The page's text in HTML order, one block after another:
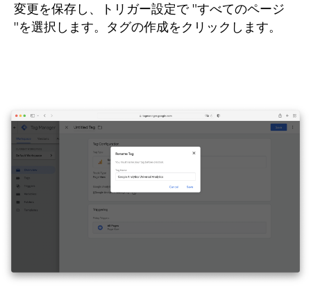
変更を保存し、トリガー設定で "すべてのページ
"を選択します。タグの作成をクリックします。